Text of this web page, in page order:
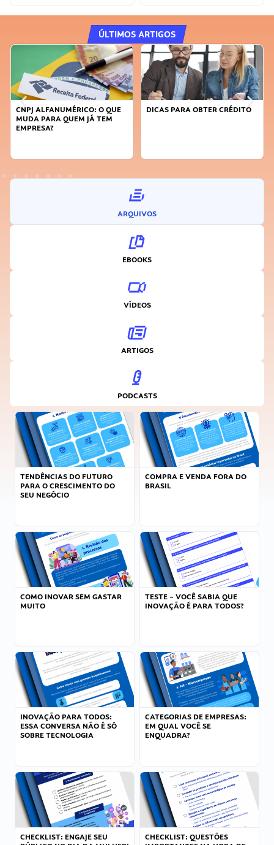
ÚLTIMOS ARTIGOS
DICAS PARA OBTER CRÉDITO
FAÇA A DIFERENÇA: SEJA
ARQUIVOS
EBOOKS
VÍDEOS
ARTIGOS
PODCASTS
TENDÊNCIAS DO FUTURO
PARA O CRESCIMENTO DO
SEU NEGÓCIO
COMPRA E VENDA FORA DO
BRASIL
COMO INOVAR SEM GASTAR
MUITO
TESTE – VOCÊ SABIA QUE
INOVAÇÃO É PARA TODOS?
INOVAÇÃO PARA TODOS:
ESSA CONVERSA NÃO É SÓ
SOBRE TECNOLOGIA
CATEGORIAS DE EMPRESAS:
EM QUAL VOCÊ SE
ENQUADRA?
CHECKLIST: ENGAJE SEU
CHECKLIST: QUESTÕES